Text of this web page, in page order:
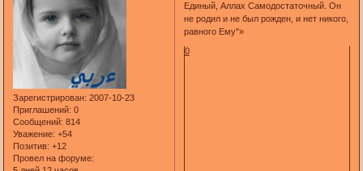
Зарегистрирован: 2007-10-23
Приглашений: 0
Сообщений: 814
Уважение: +54
Позитив: +12
Провел на форуме:
Единый, Аллах Самодостаточный. Он
не родил и не был рожден, и нет никого,
равного Ему"»
0